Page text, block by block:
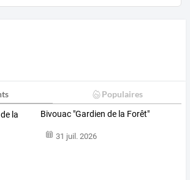
Populaires
Bivouac "Gardien de la Forêt"
31 juil. 2026